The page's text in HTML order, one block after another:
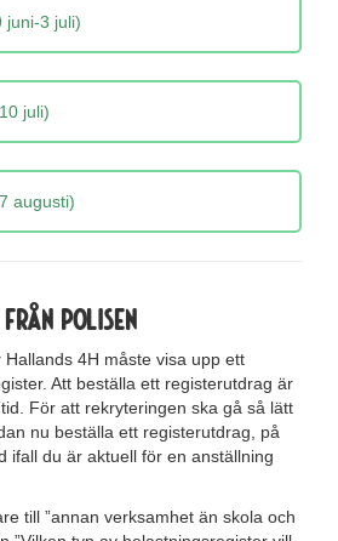
juni-3 juli)
juli)
augusti)
polisen
4H måste visa upp ett
Att beställa ett registerutdrag är
För att rekryteringen ska gå så lätt
nu beställa ett registerutdrag, på
ifall du är aktuell för en anställning
till ”annan verksamhet än skola och